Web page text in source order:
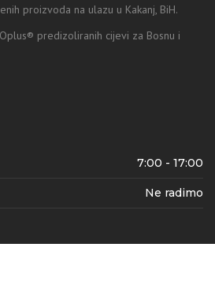
proizvoda na ulazu u Kakanj, BiH.
predizoliranih cijevi za Bosnu i
7:00 - 17:00
Ne radimo